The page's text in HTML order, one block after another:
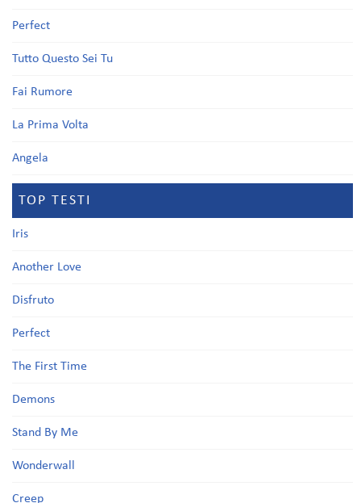
Perfect
Tutto Questo Sei Tu
Fai Rumore
La Prima Volta
Angela
TOP TESTI
Iris
Another Love
Disfruto
Perfect
The First Time
Demons
Stand By Me
Wonderwall
Creep